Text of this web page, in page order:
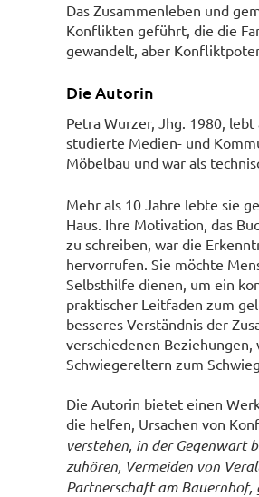
Das Zusammenleben und
Konflikten geführt, die die
gewandelt, aber
Die Autorin
Petra Wurzer, Jhg. 1980,
studierte Medien- und
Möbelbau und war als
Mehr als 10 Jahre lebte sie
Haus. Ihre Motivation, das
zu schreiben, war die
hervorrufen. Sie möchte
Selbsthilfe dienen, um ein
praktischer Leitfaden zum
besseres Verständnis der
verschiedenen
Schwiegereltern zum
Die Autorin bietet einen
die helfen, Ursachen von
verstehen, in der Gegenwart
zuhören, Vermeiden von
Partnerschaft am Bauernhof,